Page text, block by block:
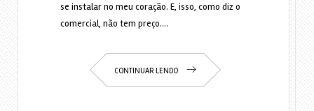
se instalar no meu coração. E, isso, como diz o
comercial, não tem preço.…
CONTINUAR LENDO